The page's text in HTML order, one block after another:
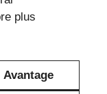
plus
Avantage